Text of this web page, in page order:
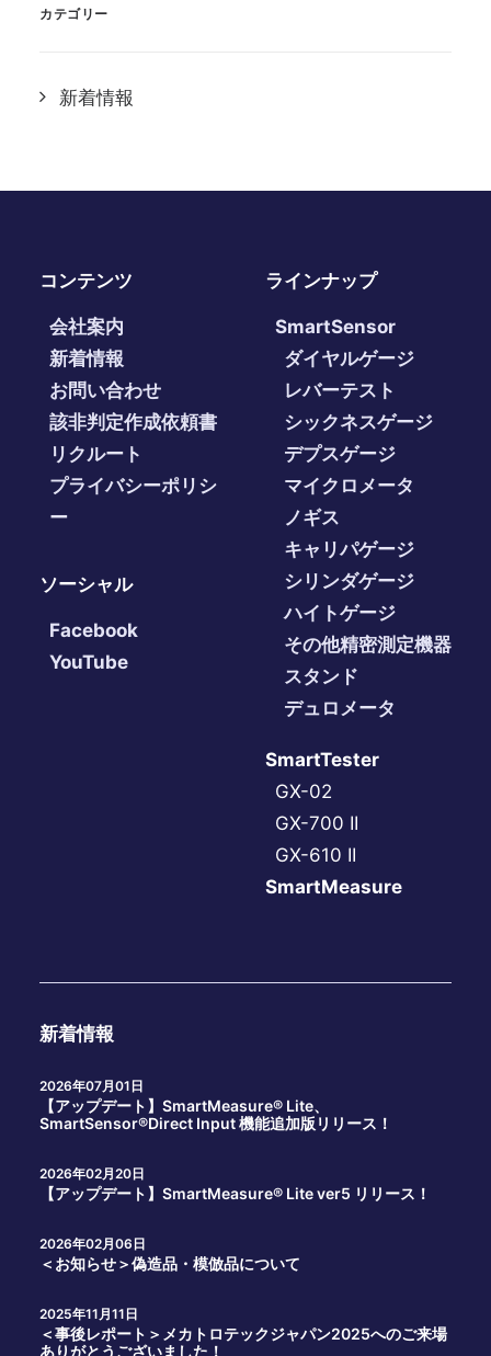
カテゴリー
新着情報
コンテンツ
会社案内
新着情報
お問い合わせ
該非判定作成依頼書
リクルート
プライバシーポリシ
ー
ソーシャル
Facebook
YouTube
ラインナップ
SmartSensor
ダイヤルゲージ
レバーテスト
シックネスゲージ
デプスゲージ
マイクロメータ
ノギス
キャリパゲージ
シリンダゲージ
ハイトゲージ
その他精密測定機器
スタンド
デュロメータ
SmartTester
GX-02
GX-700 II
GX-610 II
SmartMeasure
新着情報
2026年07月01日
【アップデート】SmartMeasure® Lite、
SmartSensor®Direct Input 機能追加版リリース！
2026年02月20日
【アップデート】SmartMeasure® Lite ver5 リリース！
2026年02月06日
＜お知らせ＞偽造品・模倣品について
2025年11月11日
＜事後レポート＞メカトロテックジャパン2025へのご来場
ありがとうございました！